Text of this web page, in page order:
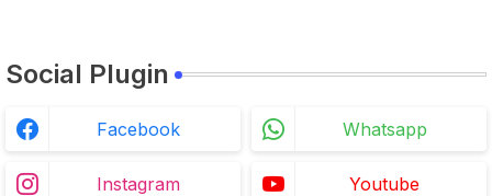
Social Plugin
Facebook Whatsapp
Instagram Youtube